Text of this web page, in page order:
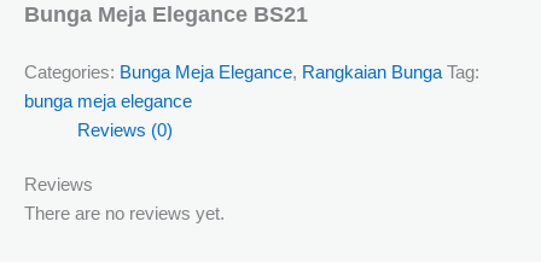
Bunga Meja Elegance BS21
Categories: Bunga Meja Elegance, Rangkaian Bunga Tag:
bunga meja elegance
Reviews (0)
Reviews
There are no reviews yet.